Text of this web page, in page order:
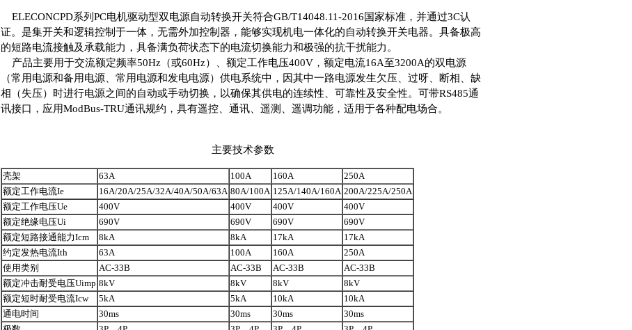
ELECONCPD系列PC电机驱动型双电源自动转换开关符合GB/T14048.11-2016国家标准，并通过3C认
证。是集开关和逻辑控制于一体，无需外加控制器，能够实现机电一体化的自动转换开关电器。具备极高
的短路电流接触及承载能力，具备满负荷状态下的电流切换能力和极强的抗干扰能力。
产品主要用于交流额定频率50Hz（或60Hz）、额定工作电压400V，额定电流16A至3200A的双电源
（常用电源和备用电源、常用电源和发电电源）供电系统中，因其中一路电源发生欠压、过呀、断相、缺
相（失压）时进行电源之间的自动或手动切换，以确保其供电的连续性、可靠性及安全性。可带RS485通
讯接口，应用ModBus-TRU通讯规约，具有遥控、通讯、遥测、遥调功能，适用于各种配电场合。
主要技术参数
壳架 63A 100A 160A
250A
额定工作电流Ie
16A/20A/25A/32A/40A/50A/63A 80A/100A 125A/140A/160A 200A/225A/250A
额定工作电压Ue
400V 400V 400V
400V
额定绝缘电压Ui
690V 690V 690V
690V
额定短路接通能力Icm
8kA 8kA 17kA
17kA
约定发热电流Ith
63A 100A 160A
250A
使用类别
AC-33B AC-33B AC-33B
AC-33B
额定冲击耐受电压Uimp 8kV 8kV 8kV
8kV
额定短时耐受电流Icw
5kA 5kA 10kA
10kA
通电时间
30ms 30ms 30ms
30ms